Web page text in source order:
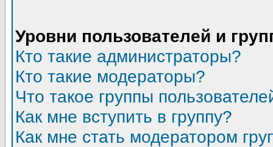
Уровни пользователей и
Кто такие администраторы?
Кто такие модераторы?
Что такое группы
Как мне вступить в группу?
Как мне стать модератором